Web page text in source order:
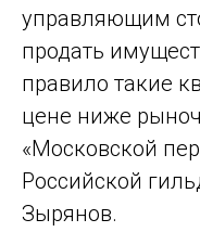
управляющим
продать
правило такие
цене ниже
«Московской
Российской
Зырянов.